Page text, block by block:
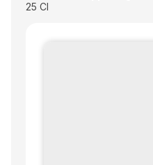
25 Cl